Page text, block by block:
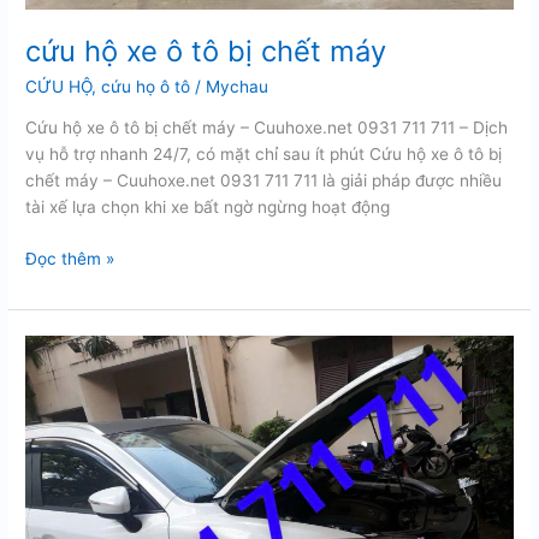
cứu hộ xe ô tô bị chết máy
CỨU HỘ,cứu họ ô tô / Mychau
Cứu hộ xe ô tô bị chết máy – Cuuhoxe.net 0931 711 711 – Dịch
vụ hỗ trợ nhanh 24/7, có mặt chỉ sau ít phút Cứu hộ xe ô tô bị
chết máy – Cuuhoxe.net 0931 711 711 là giải pháp được nhiều
tài xế lựa chọn khi xe bất ngờ ngừng hoạt động
cứu
xe
ô
tô
bị
chết
máy
Đọc thêm »